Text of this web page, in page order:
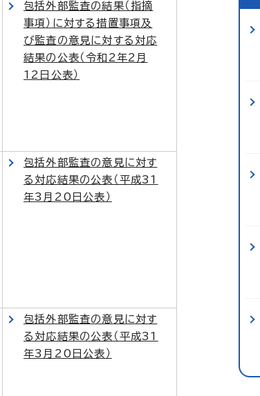
包括外部監査の結果（指摘
事項）に対する措置事項及
び監査の意見に対する対応
結果の公表（令和2年2月
12日公表）
包括外部監査の意見に対す
る対応結果の公表（平成31
年3月20日公表）
包括外部監査の意見に対す
る対応結果の公表（平成31
年3月20日公表）